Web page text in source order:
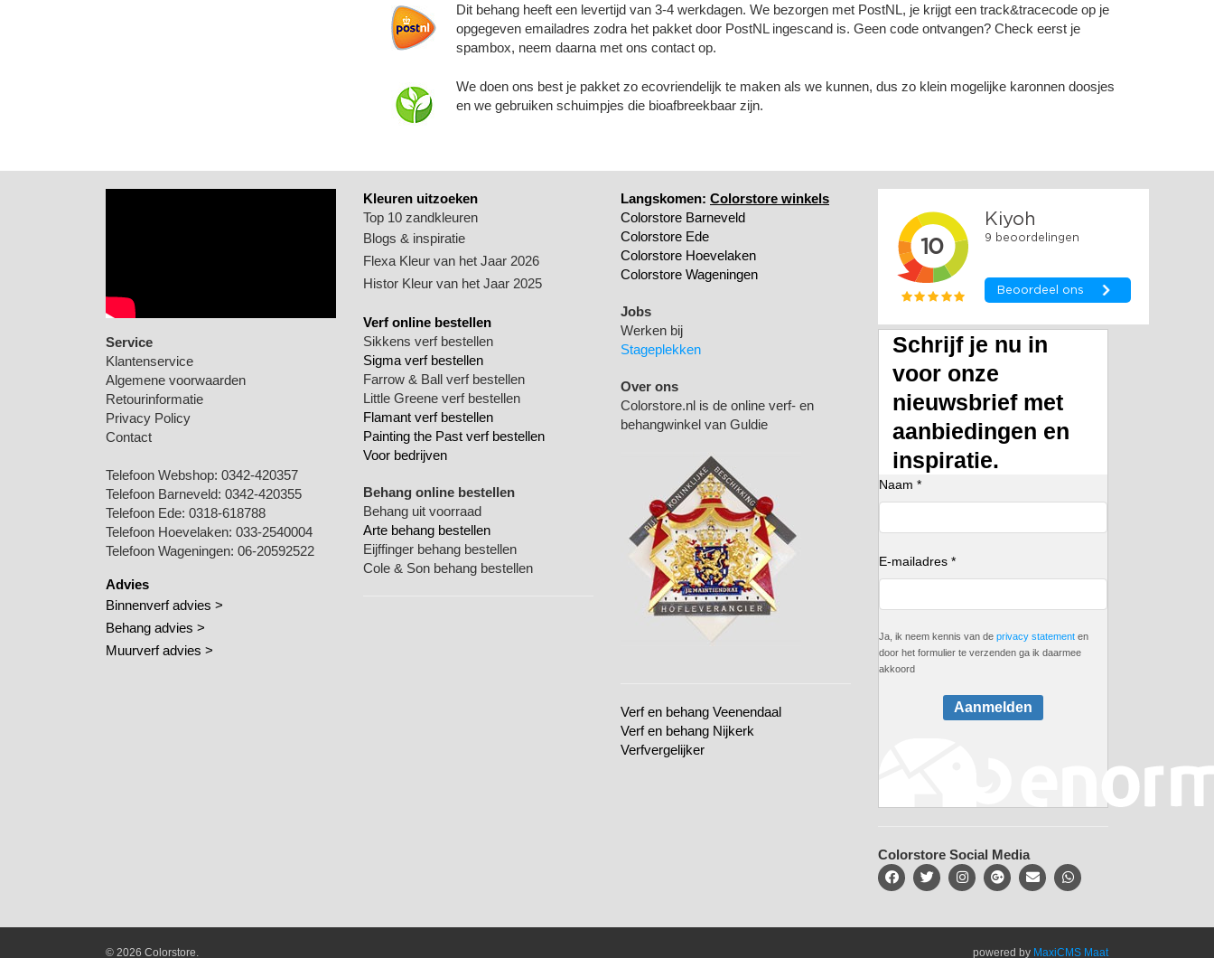
Dit behang heeft een levertijd van 3-4 werkdagen. We bezorgen met PostNL, je krijgt een track&tracecode op je
opgegeven emailadres zodra het pakket door PostNL ingescand is. Geen code ontvangen? Check eerst je
spambox, neem daarna met ons contact op.
We doen ons best je pakket zo ecovriendelijk te maken als we kunnen, dus zo klein mogelijke karonnen doosjes
en we gebruiken schuimpjes die bioafbreekbaar zijn.
Service
Klantenservice
Algemene voorwaarden
Retourinformatie
Privacy Policy
Contact
Telefoon Webshop: 0342-420357
Telefoon Barneveld: 0342-420355
Telefoon Ede: 0318-618788
Telefoon Hoevelaken: 033-2540004
Telefoon Wageningen: 06-20592522
Advies
Binnenverf advies >
Behang advies >
Muurverf advies >
Kleuren uitzoeken
Top 10 zandkleuren
Blogs & inspiratie
Flexa Kleur van het Jaar 2026
Histor Kleur van het Jaar 2025
Verf online bestellen
Sikkens verf bestellen
Sigma verf bestellen
Farrow & Ball verf bestellen
Little Greene verf bestellen
Flamant verf bestellen
Painting the Past verf bestellen
Voor bedrijven
Behang online bestellen
Behang uit voorraad
Arte behang bestellen
Eijffinger behang bestellen
Cole & Son behang bestellen
Langskomen: Colorstore winkels
Colorstore Barneveld
Colorstore Ede
Colorstore Hoevelaken
Colorstore Wageningen
Jobs
Werken bij
Stageplekken
Over ons
Colorstore.nl is de online verf- en
behangwinkel van Guldie
Verf en behang Veenendaal
Verf en behang Nijkerk
Verfvergelijker
Schrijf je nu in
voor onze
nieuwsbrief met
aanbiedingen en
inspiratie.
Naam *
E-mailadres *
Ja, ik neem kennis van de privacy statement en
door het formulier te verzenden ga ik daarmee
akkoord
Aanmelden
Colorstore Social Media
© 2026 Colorstore. powered by MaxiCMS Maat